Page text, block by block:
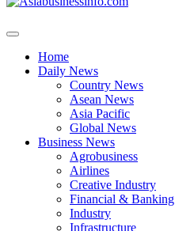
Home
Daily News
Country News
Asean News
Asia Pacific
Global News
Business News
Agrobusiness
Airlines
Creative Industry
Financial & Banking
Industry
Infrastructure